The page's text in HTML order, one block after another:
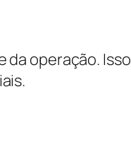
da operação. Isso